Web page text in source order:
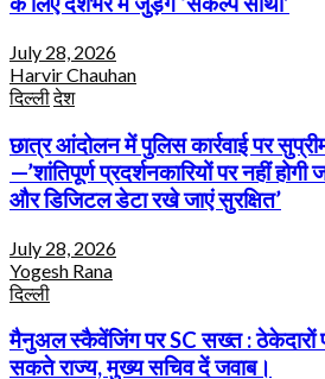
July 28, 2026
Harvir Chauhan
दिल्लीदेश
छात्र आंदोलन में पुलिस कार्रवाई पर
—’शांतिपूर्ण प्रदर्शनकारियों पर नहीं
और डिजिटल डेटा रखे जाएं सुरक्षित’
July 28, 2026
Yogesh Rana
दिल्ली
मैनुअल स्कैवेंजिंग पर SC सख्त : ठेकेदारों
सकते राज्य, मुख्य सचिव दें जवाब।